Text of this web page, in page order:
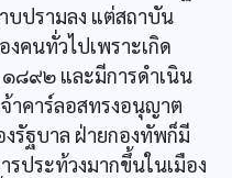
บปรามลง แต่สถาบัน
คนทั่วไปเพราะเกิด
๑๘๙๒ และมีการดำเนิน
าคาร์ลอสทรงอนุญาต
งรัฐบาล ฝ่ายกองทัพก็มี
ประท้วงมากขึ้นในเมือง